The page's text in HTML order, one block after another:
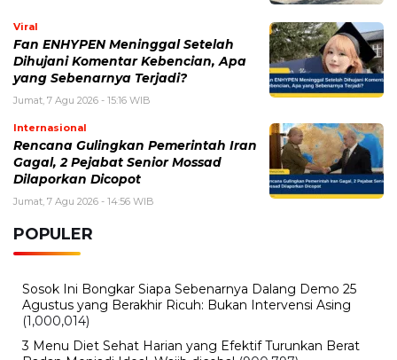
Gagal, 2 Pejabat Senior Mossad
Dilaporkan Dicopot
Jumat, 7 Agu 2026 - 14:56 WIB
POPULER
Sosok Ini Bongkar Siapa Sebenarnya Dalang Demo 25
Agustus yang Berakhir Ricuh: Bukan Intervensi Asing
(1,000,014)
3 Menu Diet Sehat Harian yang Efektif Turunkan Berat
10 Teknik Ngepet Halal
5 Resep Cumi yang Mantul dan Mudah Dimasak
(602,431)
Konser Super Junior, ELF Wajib Tahu! (502,142)